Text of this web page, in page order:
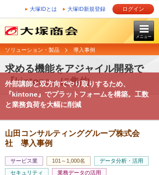
大塚IDとは 大塚ID新規登録 ログイン
メニュー
ソリューション・製品 導入事例
求める機能をアジャイル開発で
『kintone』に集約
外部講師と双方向でやり取りするため、
『kintone』でプラットフォームを構築。工数
と業務負荷を大幅に削減
山田コンサルティンググループ株式会
社 導入事例
サービス業 101～1,000名
データ分析・活用
セキュリティ
業務データの活用